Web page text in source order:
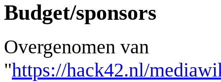
Budget/sponsors
Overgenomen van
"https://hack42.nl/